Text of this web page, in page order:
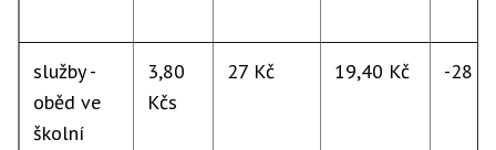
služby -
oběd ve
školní
3,80
Kčs
27 Kč 19,40 Kč -28 %